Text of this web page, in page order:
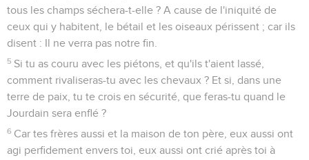
tous les champs séchera-t-elle ? A cause de l'iniquité de
ceux qui y habitent, le bétail et les oiseaux périssent ; car ils
disent : Il ne verra pas notre fin.
5 Si tu as couru avec les piétons, et qu'ils t'aient lassé,
comment rivaliseras-tu avec les chevaux ? Et si, dans une
terre de paix, tu te crois en sécurité, que feras-tu quand le
Jourdain sera enflé ?
6 Car tes frères aussi et la maison de ton père, eux aussi ont
agi perfidement envers toi, eux aussi ont crié après toi à